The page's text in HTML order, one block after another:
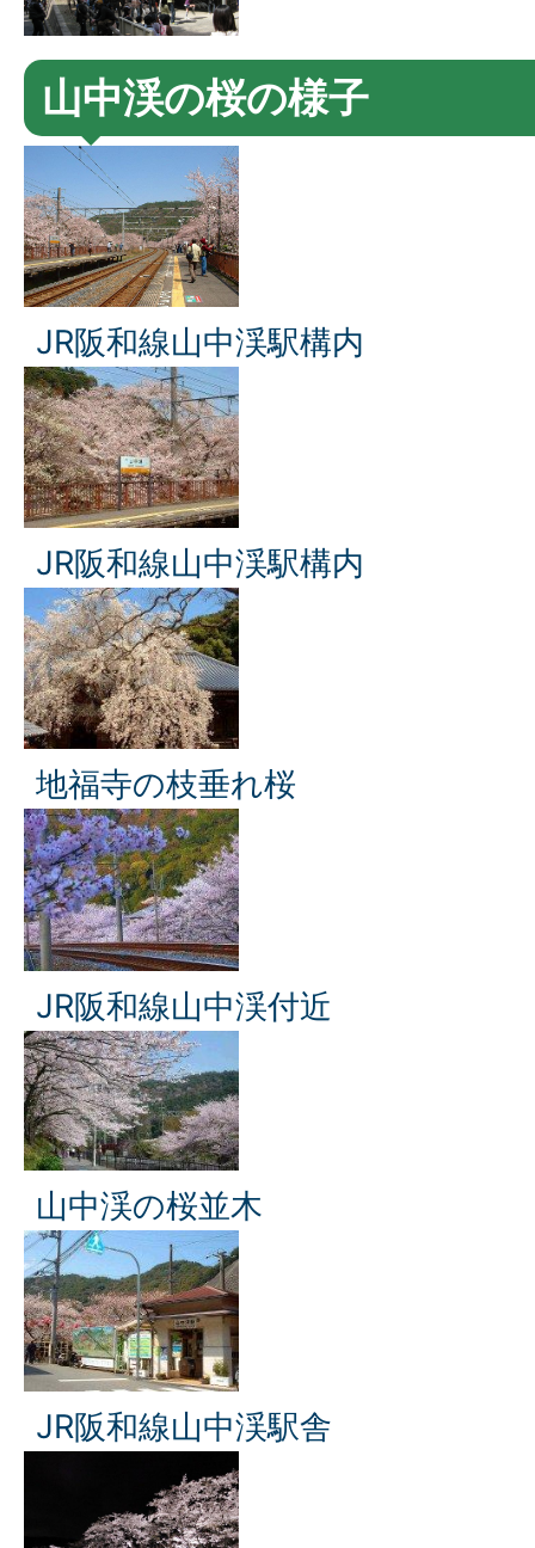
山中渓の桜の様子
JR阪和線山中渓駅構内
JR阪和線山中渓駅構内
地福寺の枝垂れ桜
JR阪和線山中渓付近
山中渓の桜並木
JR阪和線山中渓駅舎